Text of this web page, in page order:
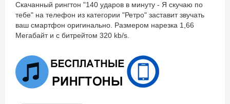
Скачанный рингтон "140 ударов в минуту - Я скучаю по
тебе" на телефон из категории "Ретро" заставит звучать
ваш смартфон оригинально. Размером нарезка 1,66
Мегабайт и с битрейтом 320 kb/s.